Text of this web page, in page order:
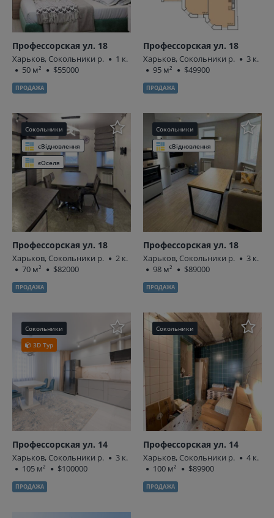
Профессорская ул. 18
Харьков, Сокольники р.
1 к.
50 м²
$55000
ПРОДАЖА
Профессорская ул. 18
Харьков, Сокольники р.
3 к.
95 м²
$49900
ПРОДАЖА
Сокольники
єВідновлення
єОселя
Профессорская ул. 18
Харьков, Сокольники р.
2 к.
70 м²
$82000
ПРОДАЖА
Сокольники
єВідновлення
Профессорская ул. 18
Харьков, Сокольники р.
3 к.
98 м²
$89000
ПРОДАЖА
Сокольники
3D Тур
Профессорская ул. 14
Харьков, Сокольники р.
3 к.
105 м²
$100000
ПРОДАЖА
Сокольники
Профессорская ул. 14
Харьков, Сокольники р.
4 к.
100 м²
$89900
ПРОДАЖА